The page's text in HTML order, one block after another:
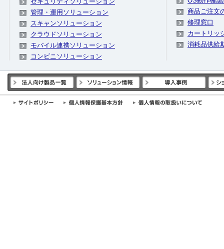
管理・運用ソリューション
スキャンソリューション
クラウドソリューション
モバイル連携ソリューション
コンビニソリューション
商品ご注文
修理窓口
カートリッ
消耗品供給